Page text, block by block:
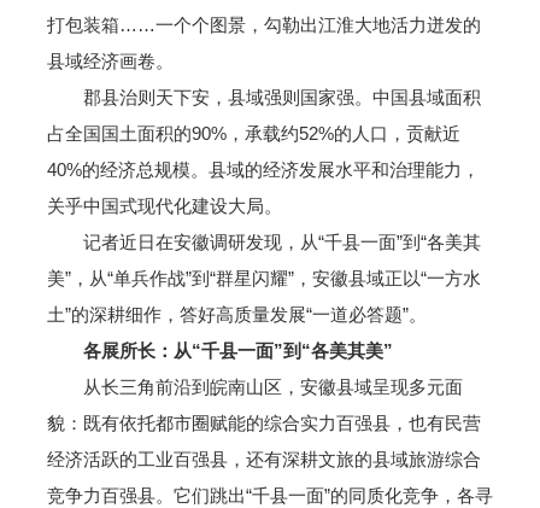
打包装箱……一个个图景，勾勒出江淮大地活力迸发的
县域经济画卷。
郡县治则天下安，县域强则国家强。中国县域面积
占全国国土面积的90%，承载约52%的人口，贡献近
40%的经济总规模。县域的经济发展水平和治理能力，
关乎中国式现代化建设大局。
记者近日在安徽调研发现，从“千县一面”到“各美其
美”，从“单兵作战”到“群星闪耀”，安徽县域正以“一方水
土”的深耕细作，答好高质量发展“一道必答题”。
各展所长：从“千县一面”到“各美其美”
从长三角前沿到皖南山区，安徽县域呈现多元面
貌：既有依托都市圈赋能的综合实力百强县，也有民营
经济活跃的工业百强县，还有深耕文旅的县域旅游综合
竞争力百强县。它们跳出“千县一面”的同质化竞争，各寻